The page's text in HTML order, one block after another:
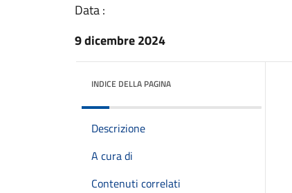
Data :
9 dicembre 2024
INDICE DELLA PAGINA
Descrizione
A cura di
Contenuti correlati